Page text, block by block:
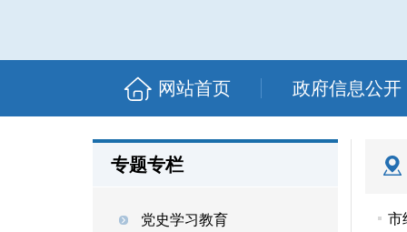
网站首页 政府信息公开
专题专栏
党史学习教育 市